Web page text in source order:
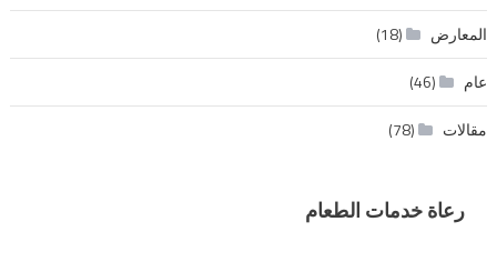
المعارض (18)
عام (46)
مقالات (78)
رعاة خدمات الطعام